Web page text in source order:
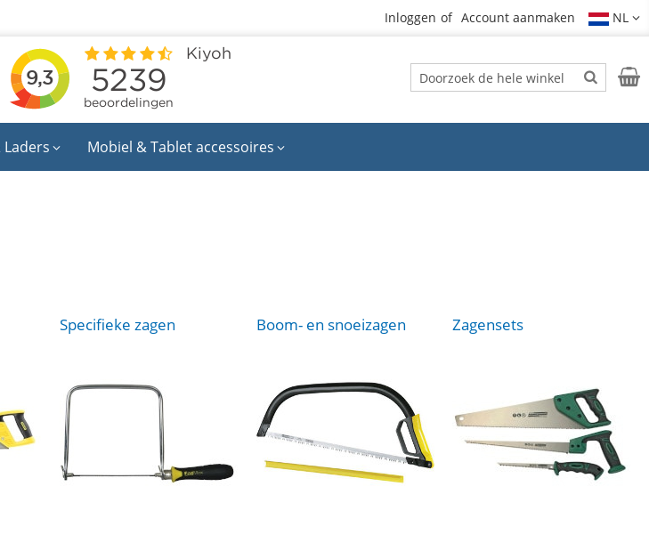
Inloggen Account aanmaken NL
Zoek
Zoek
Mobiel & Tablet accessoires
Specifieke zagen Boom- en snoeizagen Zagensets